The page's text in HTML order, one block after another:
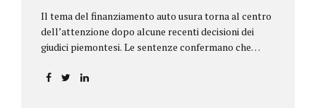
Il tema del finanziamento auto usura torna al centro
dell’attenzione dopo alcune recenti decisioni dei
giudici piemontesi. Le sentenze confermano che
incidere sul calcolo del tasso effettivo e aprire la